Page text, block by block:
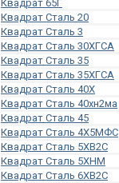
Квадрат 65Г
Квадрат Сталь 20
Квадрат Сталь 3
Квадрат Сталь 30ХГСА
Квадрат Сталь 35
Квадрат Сталь 35ХГСА
Квадрат Сталь 40Х
Квадрат Сталь 40хн2ма
Квадрат Сталь 45
Квадрат Сталь 4Х5МФС
Квадрат Сталь 5ХВ2С
Квадрат Сталь 5ХНМ
Квадрат Сталь 6ХВ2С